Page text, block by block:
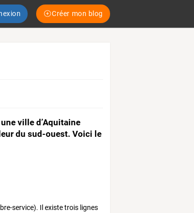
Créer mon blog
ville d’Aquitaine
du sud-ouest. Voici le
service). Il existe trois lignes